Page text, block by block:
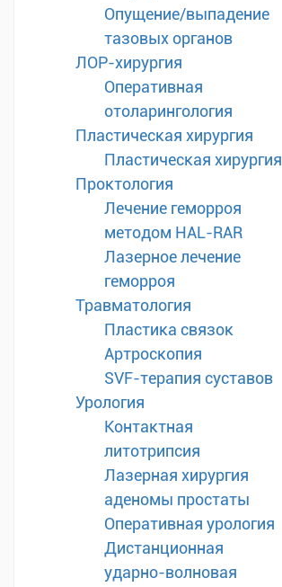
Опущение/выпадение
тазовых органов
ЛОР-хирургия
Оперативная
отоларингология
Пластическая хирургия
Пластическая хирургия
Проктология
Лечение геморроя
методом HAL-RAR
Лазерное лечение
геморроя
Травматология
Пластика связок
Артроскопия
SVF-терапия суставов
Урология
Контактная
литотрипсия
Лазерная хирургия
аденомы простаты
Оперативная урология
Дистанционная
ударно-волновая